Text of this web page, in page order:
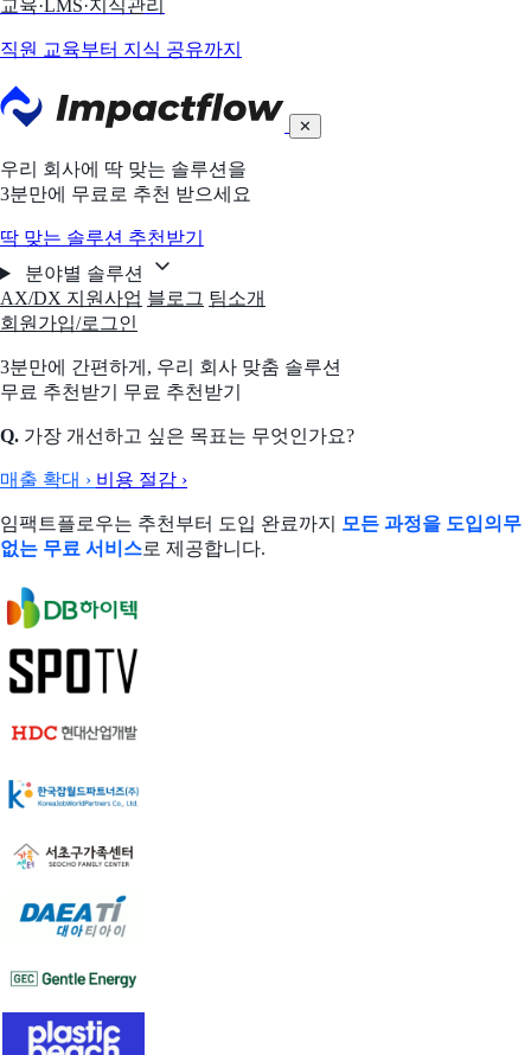
교육·LMS·지식관리
직원 교육부터 지식 공유까지
✕
우리 회사에 딱 맞는 솔루션을
3분만에 무료로 추천 받으세요
딱 맞는 솔루션 추천받기
분야별 솔루션
AX/DX 지원사업 블로그 팀소개
회원가입/로그인
3분만에 간편하게, 우리 회사 맞춤 솔루션
무료 추천받기
무료 추천받기
Q. 가장 개선하고 싶은 목표는 무엇인가요?
매출 확대 › 비용 절감 ›
임팩트플로우는 추천부터 도입 완료까지 모든 과정을 도입의무
없는 무료 서비스로 제공합니다.